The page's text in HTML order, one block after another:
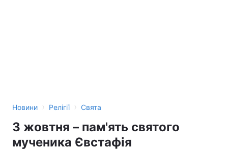
Новини › Релігії › Свята
3 жовтня – пам'ять святого
мученика Євстафія